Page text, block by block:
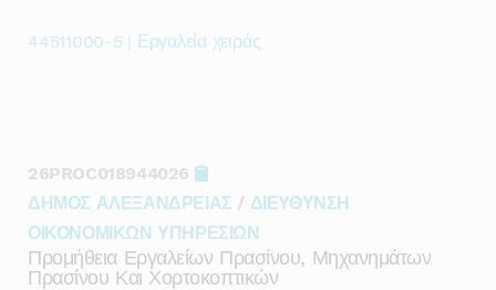
44511000-5 | Εργαλεία χειρός
26PROC018944026
ΔΗΜΟΣ ΑΛΕΞΑΝΔΡΕΙΑΣ / ΔΙΕΥΘΥΝΣΗ
ΟΙΚΟΝΟΜΙΚΩΝ ΥΠΗΡΕΣΙΩΝ
Προμήθεια Εργαλείων Πρασίνου, Μηχανημάτων
Πρασίνου Και Χορτοκοπτικών